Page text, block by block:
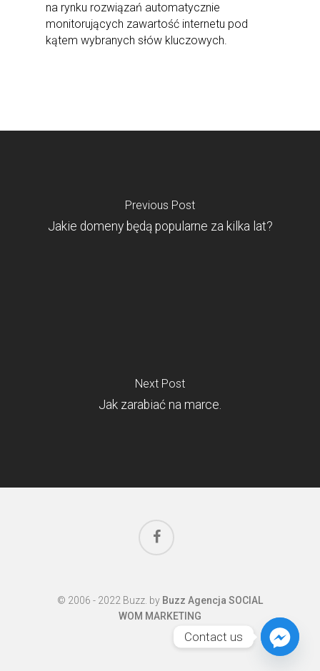
na rynku rozwiązań automatycznie
monitorujących zawartość internetu pod
kątem wybranych słów kluczowych.
Previous Post
Jakie domeny będą popularne za kilka lat?
Next Post
Jak zarabiać na marce.
facebook
© 2006 - 2022 Buzz. by Buzz Agencja SOCIAL
WOM MARKETING
Contact us